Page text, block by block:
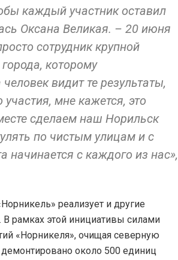
каждый участник оставил
Оксана Великая. – 20 июня
сотрудник крупной
которому
видит те результаты,
мне кажется, это
сделаем наш Норильск
по чистым улицам и с
начинается с каждого из нас»,
реализует и другие
рамках этой инициативы силами
«Норникеля», очищая северную
около 500 единиц